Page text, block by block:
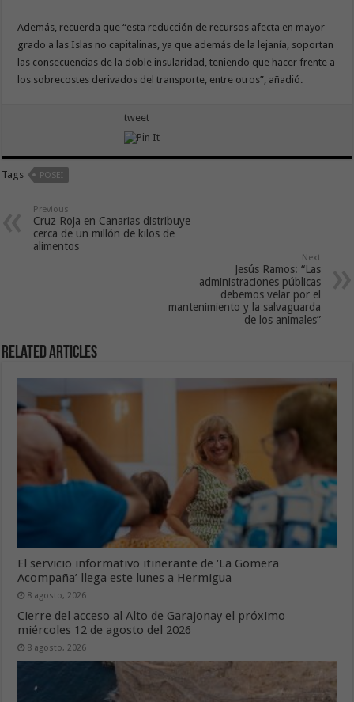
Además, recuerda que “esta reducción de recursos afecta en mayor
grado a las Islas no capitalinas, ya que además de la lejanía, soportan
las consecuencias de la doble insularidad, teniendo que hacer frente a
los sobrecostes derivados del transporte, entre otros”, añadió.
tweet
Tags POSEI
Previous
Cruz Roja en Canarias distribuye
cerca de un millón de kilos de
alimentos
Next
Jesús Ramos: “Las
administraciones públicas
debemos velar por el
mantenimiento y la salvaguarda
de los animales”
Related Articles
El servicio informativo itinerante de ‘La Gomera
Acompaña’ llega este lunes a Hermigua
8 agosto, 2026
Cierre del acceso al Alto de Garajonay el próximo
miércoles 12 de agosto del 2026
8 agosto, 2026